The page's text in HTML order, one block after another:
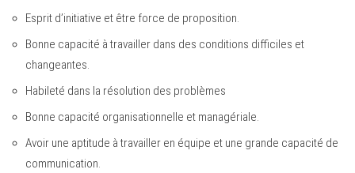
Esprit d’initiative et être force de proposition.
Bonne capacité à travailler dans des conditions difficiles et
changeantes.
Habileté dans la résolution des problèmes
Bonne capacité organisationnelle et managériale.
Avoir une aptitude à travailler en équipe et une grande capacité de
communication.